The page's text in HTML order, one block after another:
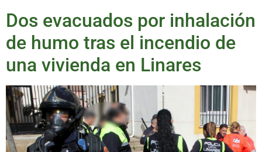
Dos evacuados por inhalación
de humo tras el incendio de
una vivienda en Linares